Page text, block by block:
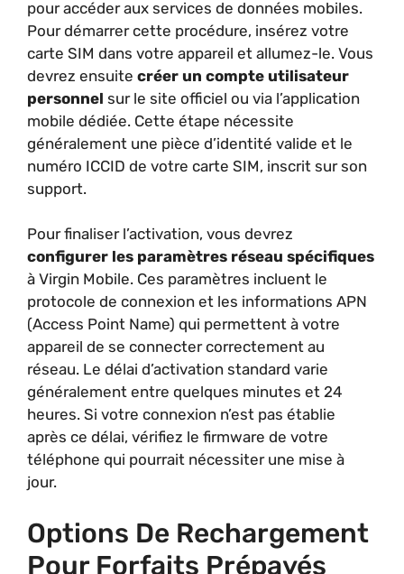
pour accéder aux services de données mobiles.
Pour démarrer cette procédure, insérez votre
carte SIM dans votre appareil et allumez-le. Vous
devrez ensuite créer un compte utilisateur
personnel sur le site officiel ou via l’application
mobile dédiée. Cette étape nécessite
généralement une pièce d’identité valide et le
numéro ICCID de votre carte SIM, inscrit sur son
support.
Pour finaliser l’activation, vous devrez
configurer les paramètres réseau spécifiques
à Virgin Mobile. Ces paramètres incluent le
protocole de connexion et les informations APN
(Access Point Name) qui permettent à votre
appareil de se connecter correctement au
réseau. Le délai d’activation standard varie
généralement entre quelques minutes et 24
heures. Si votre connexion n’est pas établie
après ce délai, vérifiez le firmware de votre
téléphone qui pourrait nécessiter une mise à
jour.
Options De Rechargement
Pour Forfaits Prépayés